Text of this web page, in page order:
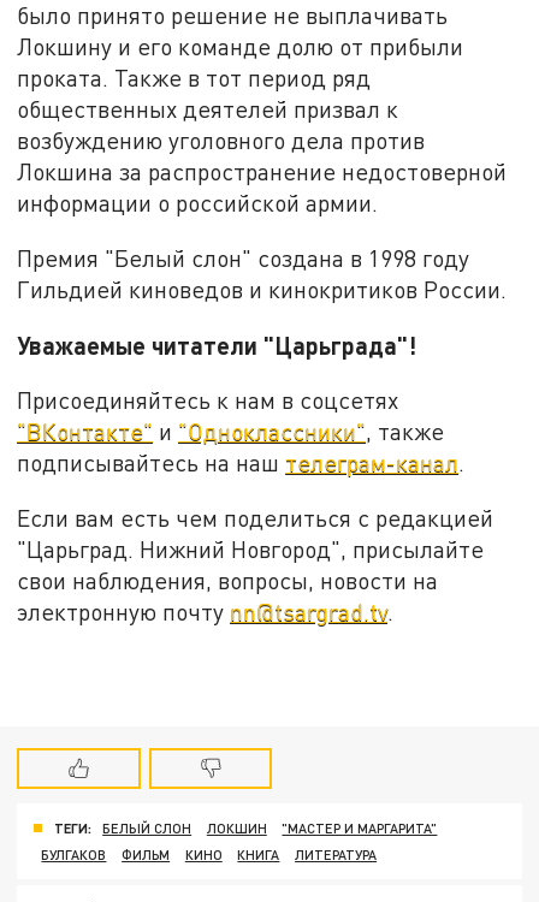
было принято решение не выплачивать
Локшину и его команде долю от прибыли
проката. Также в тот период ряд
общественных деятелей призвал к
возбуждению уголовного дела против
Локшина за распространение недостоверной
информации о российской армии.
Премия "Белый слон" создана в 1998 году
Гильдией киноведов и кинокритиков России.
Уважаемые читатели "Царьграда"!
Присоединяйтесь к нам в соцсетях
"ВКонтакте" и "Одноклассники", также
подписывайтесь на наш телеграм-канал.
Если вам есть чем поделиться с редакцией
"Царьград. Нижний Новгород", присылайте
свои наблюдения, вопросы, новости на
электронную почту nn@tsargrad.tv.
ТЕГИ: БЕЛЫЙ СЛОН ЛОКШИН
"МАСТЕР И МАРГАРИТА"
БУЛГАКОВ
ФИЛЬМ КИНО КНИГА ЛИТЕРАТУРА